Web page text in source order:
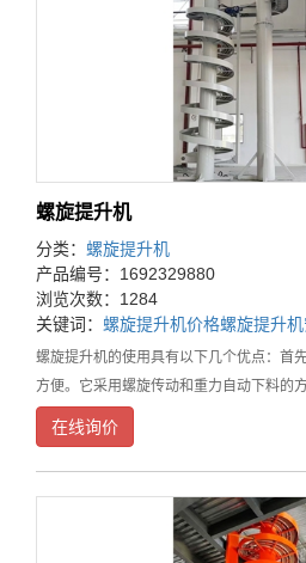
螺旋提升机
分类： 螺旋提升机
产品编号：1692329880
浏览次数：1284
关键词： 螺旋提升机价格螺旋提升
螺旋提升机的使用具有以下几个优点：首
方便。它采用螺旋传动和重力自动下料的
投入，提高了工作效率。其运输物料的方
输送多种类型的物料。其次，螺旋提升机运
在线询价